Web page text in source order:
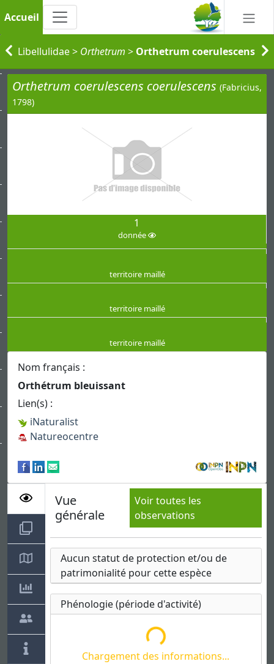
Accueil
Libellulidae> Orthetrum > Orthetrum coerulescens
Orthetrum coerulescens coerulescens (Fabricius,
1798)
1
donnée
territoire maillé
territoire maillé
territoire maillé
Nom français :
Orthétrum bleuissant
Lien(s) :
iNaturalist
Natureocentre
Vue
générale
Voir toutes les
observations
Aucun statut de protection et/ou de
patrimonialité pour cette espèce
Phénologie (période d'activité)
Chargement des informations...
Chargement des informations...